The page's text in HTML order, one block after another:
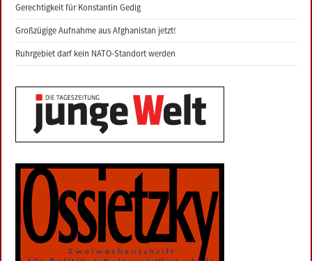
Gerechtigkeit für Konstantin Gedig
Großzügige Aufnahme aus Afghanistan jetzt!
Ruhrgebiet darf kein NATO-Standort werden